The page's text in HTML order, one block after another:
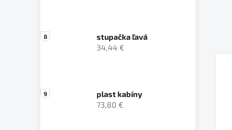
stupačka ľavá
34,44 €
plast kabíny
73,80 €